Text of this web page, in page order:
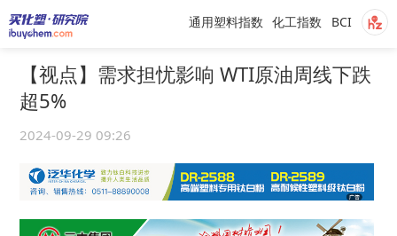
BCI
化工指数
通用塑料指数
【视点】需求担忧影响 WTI原油周线下跌
超5%
2024-09-29 09:26